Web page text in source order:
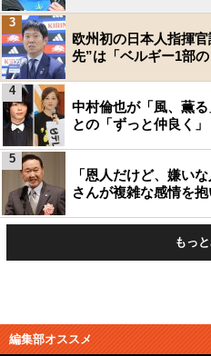
欧州初の日本人指揮
先”は「ベルギー1部
3
中村倫也が「風、薫
との「ずっと仲良く
4
「恩人だけど、嫌い
さんが複雑な感情を
5
もっ
編集部オススメ